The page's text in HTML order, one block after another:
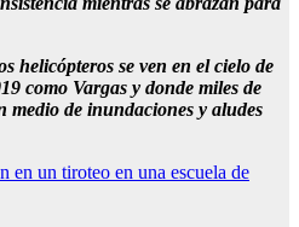
helicópteros se ven en el cielo de
como Vargas y donde miles de
medio de inundaciones y aludes
en un tiroteo en una escuela de